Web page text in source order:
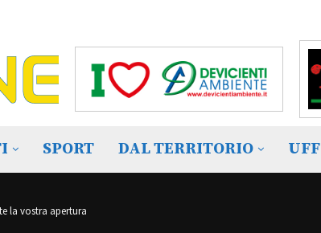
SPORT DAL TERRITORIO
la vostra apertura